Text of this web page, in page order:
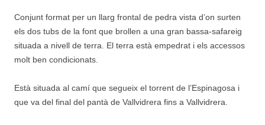
Conjunt format per un llarg frontal de pedra vista d’on surten
els dos tubs de la font que brollen a una gran bassa-safareig
situada a nivell de terra. El terra està empedrat i els accessos
molt ben condicionats.
Està situada al camí que segueix el torrent de l’Espinagosa i
que va del final del pantà de Vallvidrera fins a Vallvidrera.